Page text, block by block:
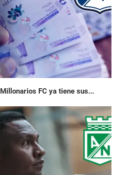
FC ya tiene sus...